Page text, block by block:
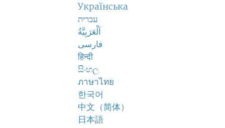
Українська
עברית
اَلْعَرَبِيَّةُ
فارسی
हिन्दी
සිංහල
ภาษาไทย
한국어
中文（简体）
日本語